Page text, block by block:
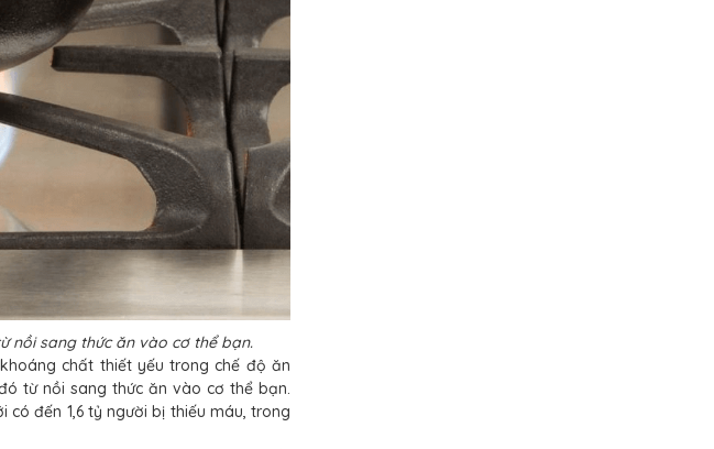
nồi sang thức ăn vào cơ thể bạn.
chất thiết yếu trong chế độ ăn
từ nồi sang thức ăn vào cơ thể bạn.
đến 1,6 tỷ người bị thiếu máu, trong